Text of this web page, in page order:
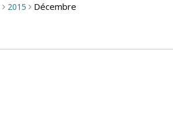
> 2015 > Décembre